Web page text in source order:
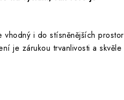
i do stísněnějších prostor
je zárukou trvanlivosti a skvěle